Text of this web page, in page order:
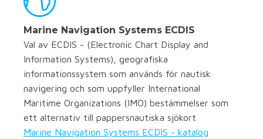
Marine Navigation Systems ECDIS
Val av ECDIS - (Electronic Chart Display and
Information Systems), geografiska
informationssystem som används för nautisk
navigering och som uppfyller International
Maritime Organizations (IMO) bestämmelser som
ett alternativ till pappersnautiska sjökort
Marine Navigation Systems ECDIS - katalog